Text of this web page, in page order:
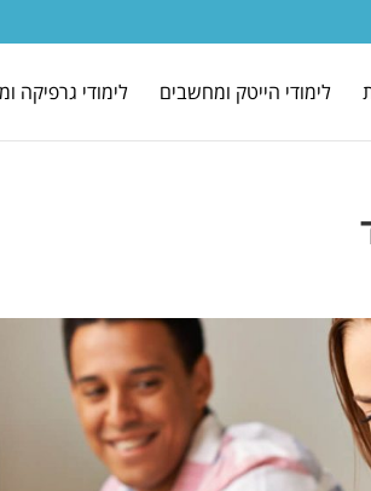
לימודי הייטק ומחשבים לימודי גרפיקה